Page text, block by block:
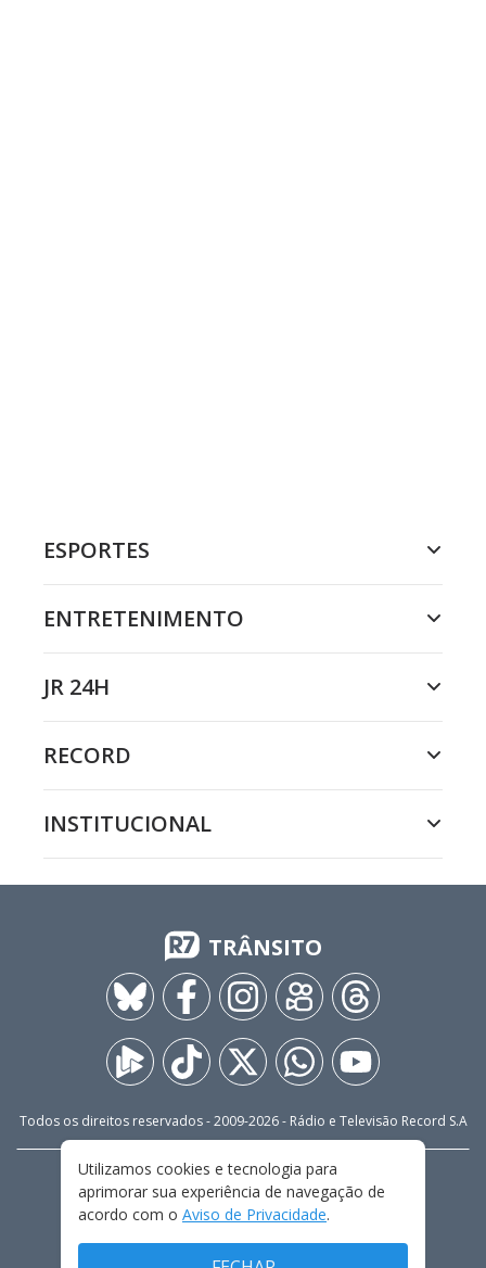
ESPORTES
ENTRETENIMENTO
JR 24H
RECORD
INSTITUCIONAL
TRÂNSITO
Todos os direitos reservados - 2009-2026- Rádio e Televisão Record S.A
FALE CONOSCO
PRIVACIDADE
TERMOS E CONDIÇÕES DE USO
Utilizamos cookies e tecnologia para
aprimorar sua experiência de navegação de
acordo com o Aviso de Privacidade.